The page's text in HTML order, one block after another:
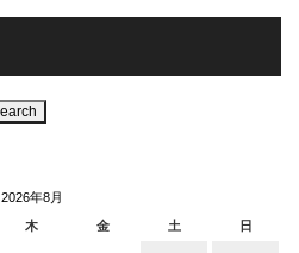
2026年8月
木 金 土 日